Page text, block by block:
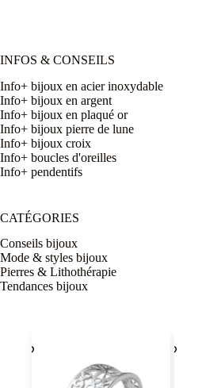
INFOS & CONSEILS
Info+ bijoux en acier inoxydable
Info+ bijoux en argent
Info+ bijoux en plaqué or
Info+ bijoux pierre de lune
Info+ bijoux croix
Info+ boucles d'oreilles
Info+ pendentifs
CATÉGORIES
Conseils bijoux
Mode & styles bijoux
Pierres & Lithothérapie
Tendances bijoux